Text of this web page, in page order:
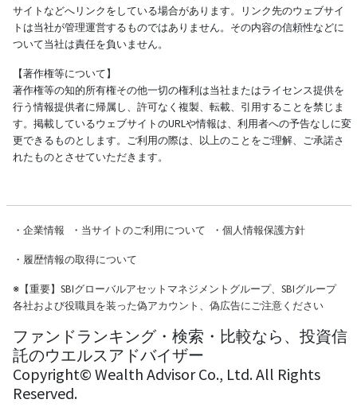
サイトなどへリンクをしている場合があります。リンク先のウェブサイ
トは当社が管理運営するものではありません。その内容の信頼性などに
ついて当社は責任を負いません。
【著作権等について】
著作権等の知的所有権その他一切の権利は当社またはライセンス提供を
行う情報提供者に帰属し、許可なく複製、転載、引用することを禁じま
す。掲載しているウェブサイトのURLや情報は、利用者への予告なしに変
更できるものとします。ご利用の際は、以上のことをご理解、ご承諾さ
れたものとさせていただきます。
・ 企業情報 ・ 当サイトのご利用について ・ 個人情報保護方針
・ 履歴情報の取得について
※【重要】SBIグローバルアセットマネジメントグループ、SBIグループ
各社および役職員を装った偽アカウント、偽広告にご注意ください
ファンドランキング・検索・比較なら、投資信
託のウエルスアドバイザー
Copyright© Wealth Advisor Co., Ltd. All Rights
Reserved.